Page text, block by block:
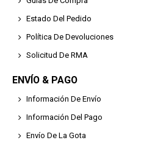
Estado Del Pedido
Política De Devoluciones
Solicitud De RMA
ENVÍO & PAGO
Información De Envío
Información Del Pago
Envío De La Gota